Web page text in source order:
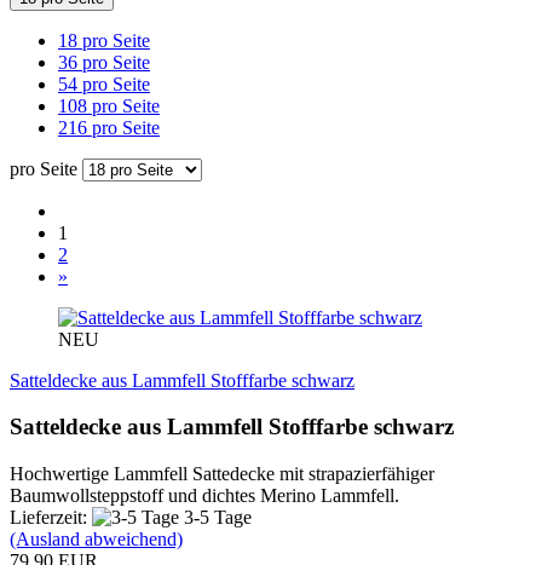
18 pro Seite
36 pro Seite
54 pro Seite
108 pro Seite
216 pro Seite
pro Seite
1
2
»
NEU
Satteldecke aus Lammfell Stofffarbe schwarz
Satteldecke aus Lammfell Stofffarbe schwarz
Hochwertige Lammfell Sattedecke mit strapazierfähiger
Baumwollsteppstoff und dichtes Merino Lammfell.
Lieferzeit:
3-5 Tage
(Ausland abweichend)